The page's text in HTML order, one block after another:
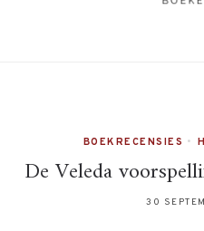
BOEKRECENSIES •
De Veleda
30